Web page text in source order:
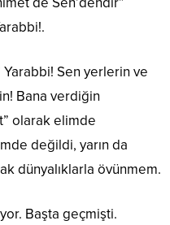
Yarabbi! Sen yerlerin ve
Bana verdiğin
olarak elimde
değildi, yarın da
dünyalıklarla övünmem.
Başta geçmişti.